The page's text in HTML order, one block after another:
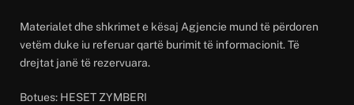
Materialet dhe shkrimet e kësaj Agjencie mund të përdoren
vetëm duke iu referuar qartë burimit të informacionit. Të
drejtat janë të rezervuara.
Botues: HESET ZYMBERI